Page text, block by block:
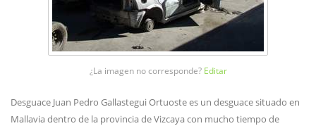
¿La imagen no corresponde? Editar
Desguace Juan Pedro Gallastegui Ortuoste es un desguace situado en
Mallavia dentro de la provincia de Vizcaya con mucho tiempo de